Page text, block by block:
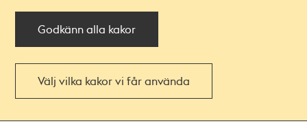
Godkänn alla kakor
Välj vilka kakor vi får använda